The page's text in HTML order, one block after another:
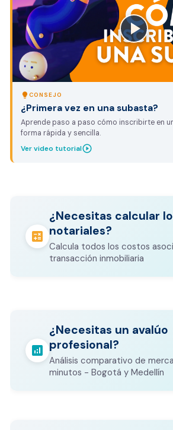
lightbulb CONSEJO
¿Primera vez en una subasta?
Aprende paso a paso cómo inscribirte en
forma rápida y sencilla.
Ver video tutorialplay_circle_outline
calculate
¿Necesitas calcular
notariales?
Calcula todos los costos
transacción inmobiliaria
Los gastos notariales
otros costos legales que
valor del inmueble.
CALCULADORA DE GASTOS
analytics
¿Necesitas un avalúo
profesional?
Análisis comparativo de
minutos - Bogotá y Medellín